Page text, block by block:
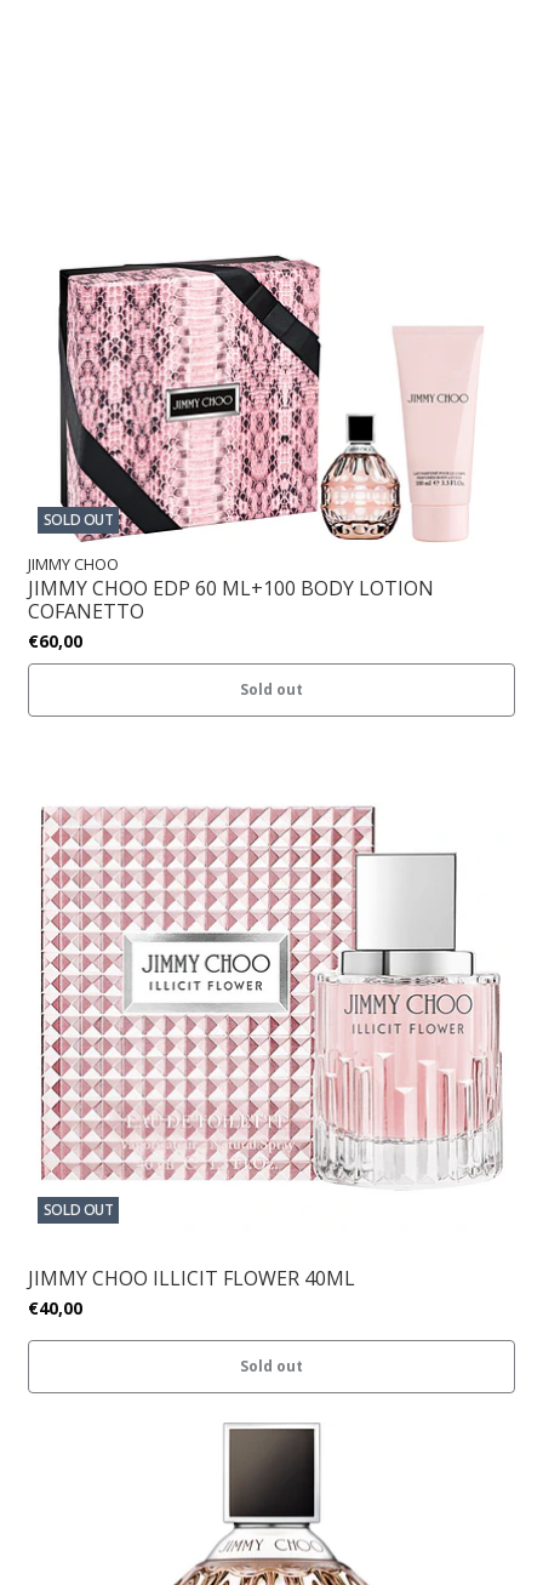
SOLD OUT
JIMMY CHOO
JIMMY CHOO EDP 60 ML+100 BODY LOTION
COFANETTO
€60,00
Sold out
SOLD OUT
JIMMY CHOO ILLICIT FLOWER 40ML
€40,00
Sold out